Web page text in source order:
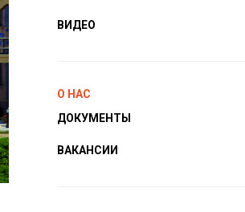
ВИДЕО
О НАС
ДОКУМЕНТЫ
ВАКАНСИИ